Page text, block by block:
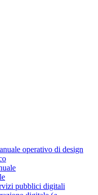
operativo di design
pubblici digitali